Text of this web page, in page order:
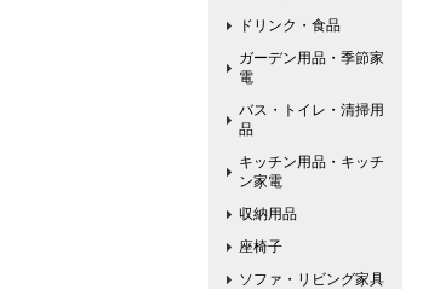
ドリンク・食品
ガーデン用品・季節家
電
バス・トイレ・清掃用
品
キッチン用品・キッチ
ン家電
収納用品
座椅子
ソファ・リビング家具